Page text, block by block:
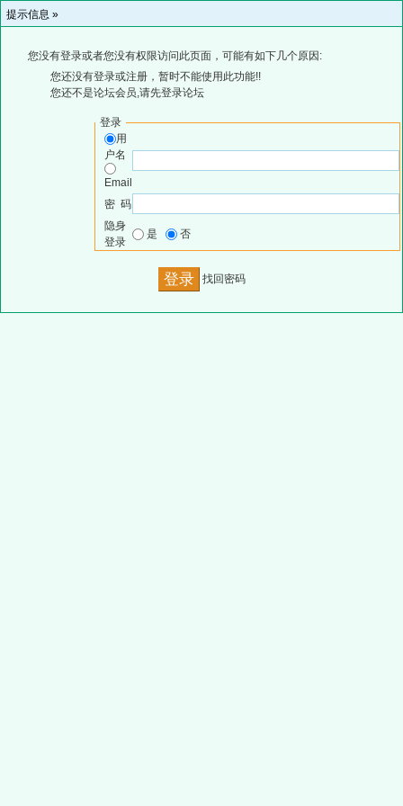
提示信息 »
您没有登录或者您没有权限访问此页面，可能有如下几个原因:
您还没有登录或注册，暂时不能使用此功能!!
您还不是论坛会员,请先登录论坛
登录
用
户名
Email
密 码
隐身
登录
是 否
找回密码